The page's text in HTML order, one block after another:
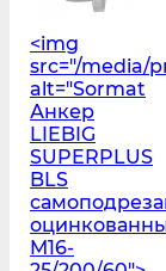
<img
src="/media/
alt="Sormat
Анкер
LIEBIG
SUPERPLUS
BLS
M16-